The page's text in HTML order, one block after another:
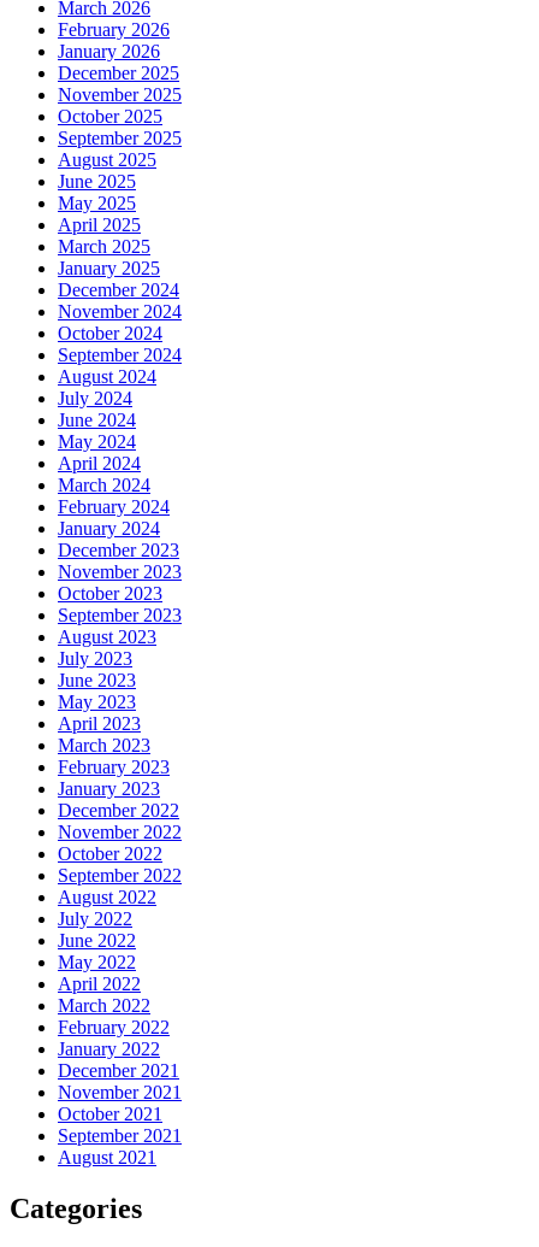
March 2026
February 2026
January 2026
December 2025
November 2025
October 2025
September 2025
August 2025
June 2025
May 2025
April 2025
March 2025
January 2025
December 2024
November 2024
October 2024
September 2024
August 2024
July 2024
June 2024
May 2024
April 2024
March 2024
February 2024
January 2024
December 2023
November 2023
October 2023
September 2023
August 2023
July 2023
June 2023
May 2023
April 2023
March 2023
February 2023
January 2023
December 2022
November 2022
October 2022
September 2022
August 2022
July 2022
June 2022
May 2022
April 2022
March 2022
February 2022
January 2022
December 2021
November 2021
October 2021
September 2021
August 2021
Categories